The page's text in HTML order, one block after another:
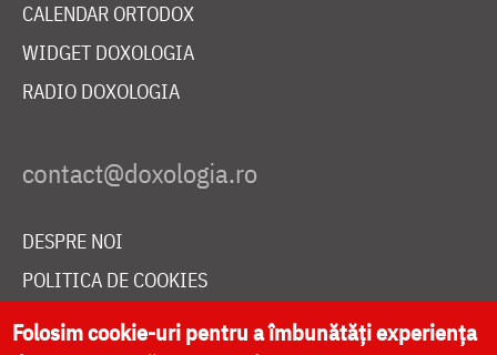
CALENDAR ORTODOX
WIDGET DOXOLOGIA
RADIO DOXOLOGIA
DESPRE NOI
POLITICA DE COOKIES
DONEAZĂ ONLINE PENTRU CATEDRALA NAȚIONALĂ
Folosim cookie-uri pentru a îmbunătăți experiența